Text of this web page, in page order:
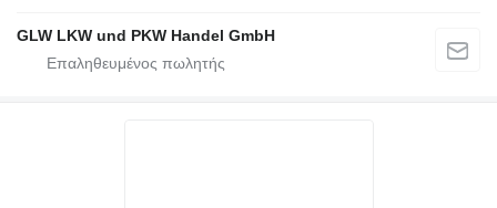
GLW LKW und PKW Handel GmbH